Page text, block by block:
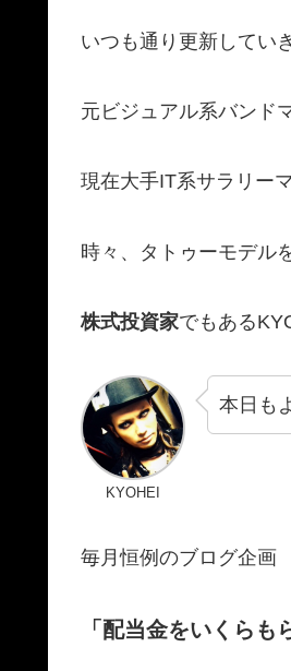
いつも通り更新してい
元ビジュアル系バンド
現在大手IT系サラリー
時々、タトゥーモデル
株式投資家でもある
KYOHEI
本日も
毎月恒例のブログ企画
「配当金をいくらも